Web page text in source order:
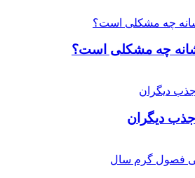
چه مشکلی است؟
جذب دیگران